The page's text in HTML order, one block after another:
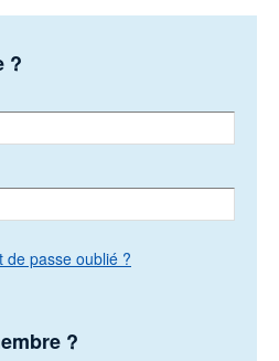
?
de passe oublié ?
?